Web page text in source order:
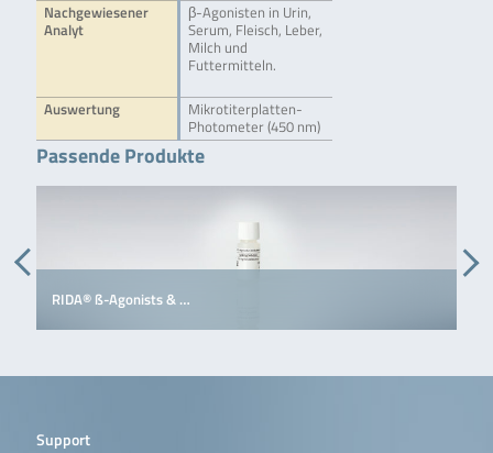
Nachgewiesener
Analyt
β-Agonisten in Urin,
Serum, Fleisch, Leber,
Milch und
Futtermitteln.
Auswertung
Mikrotiterplatten-
Photometer (450 nm)
Passende Produkte
RIDA® ß-Agonists & …
Support